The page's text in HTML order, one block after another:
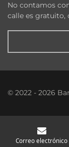
No contamos
calle es gratuito,
© 2022 - 2026
Correo electrónico